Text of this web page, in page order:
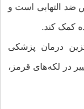
ضد التهابی است و
کمک کند.
درمان پزشکی
در لکه‌های قرمز،